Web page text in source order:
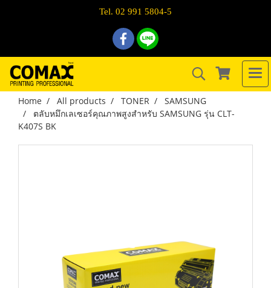
Tel. 02 991 5804-5
Home All products TONER
SAMSUNG
ตลับหมึกเลเซอร์คุณภาพสูงสำหรับ SAMSUNG รุ่น CLT-
K407S BK